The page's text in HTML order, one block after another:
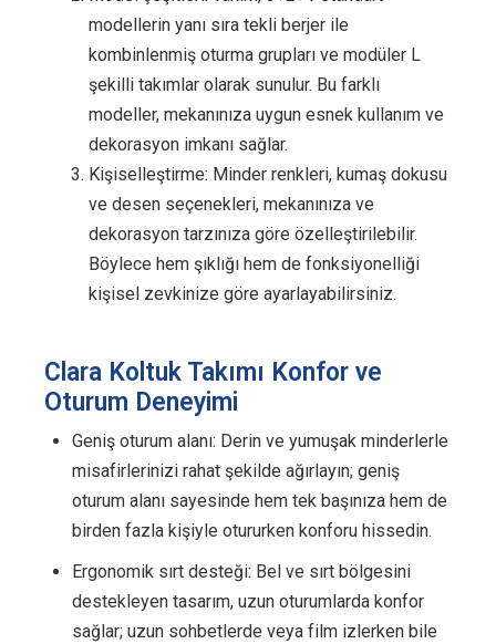
modellerin yanı sıra tekli berjer ile
kombinlenmiş oturma grupları ve modüler L
şekilli takımlar olarak sunulur. Bu farklı
modeller, mekanınıza uygun esnek kullanım ve
dekorasyon imkanı sağlar.
Kişiselleştirme: Minder renkleri, kumaş dokusu
ve desen seçenekleri, mekanınıza ve
dekorasyon tarzınıza göre özelleştirilebilir.
Böylece hem şıklığı hem de fonksiyonelliği
kişisel zevkinize göre ayarlayabilirsiniz.
Clara Koltuk Takımı Konfor ve
Oturum Deneyimi
Geniş oturum alanı: Derin ve yumuşak minderlerle
misafirlerinizi rahat şekilde ağırlayın; geniş
oturum alanı sayesinde hem tek başınıza hem de
birden fazla kişiyle otururken konforu hissedin.
Ergonomik sırt desteği: Bel ve sırt bölgesini
destekleyen tasarım, uzun oturumlarda konfor
sağlar; uzun sohbetlerde veya film izlerken bile